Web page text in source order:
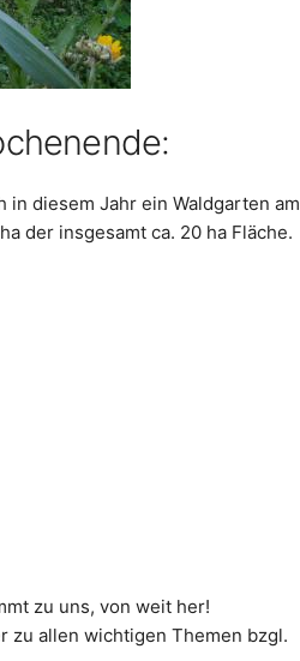
in diesem Jahr ein Waldgarten am
der insgesamt ca. 20 ha Fläche.
zu uns, von weit her!
allen wichtigen Themen bzgl.